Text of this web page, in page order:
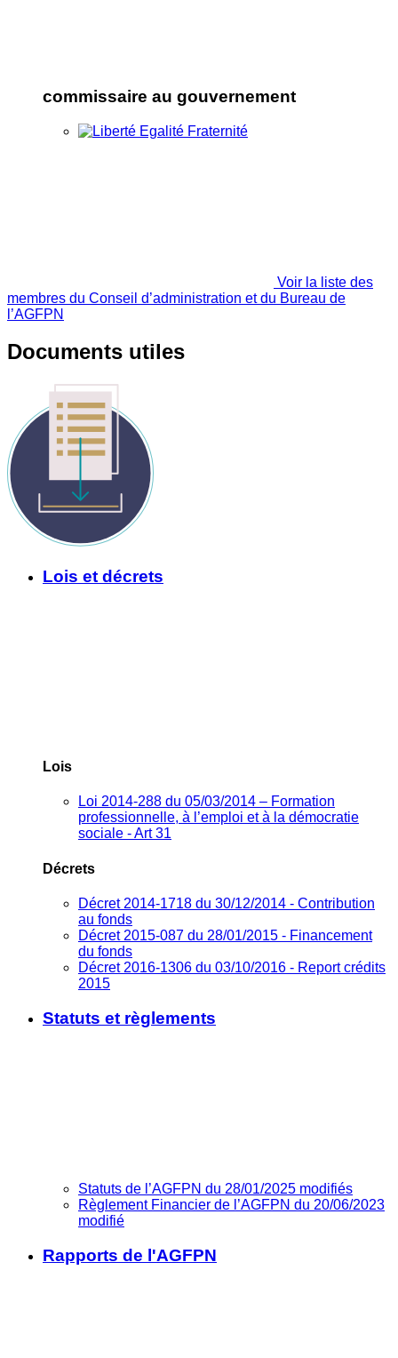
commissaire au gouvernement
Voir la liste des
membres du Conseil d’administration et du Bureau de
l’AGFPN
Documents utiles
Lois et décrets
Lois
Loi 2014-288 du 05/03/2014 – Formation
professionnelle, à l’emploi et à la démocratie
sociale - Art 31
Décrets
Décret 2014-1718 du 30/12/2014 - Contribution
au fonds
Décret 2015-087 du 28/01/2015 - Financement
du fonds
Décret 2016-1306 du 03/10/2016 - Report crédits
2015
Statuts et règlements
Statuts de l’AGFPN du 28/01/2025 modifiés
Règlement Financier de l’AGFPN du 20/06/2023
modifié
Rapports de l'AGFPN